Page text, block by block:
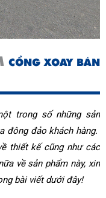
CỔNG XOAY BÁN
trong số những sản
đông đảo khách hàng.
thiết kế cũng như các
về sản phẩm này, xin
bài viết dưới đây!